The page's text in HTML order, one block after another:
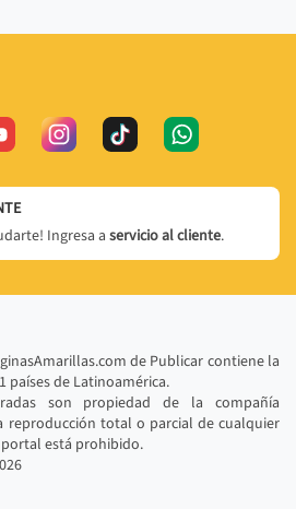
Ingresa a servicio al cliente.
de Publicar contiene la
países de Latinoamérica.
son propiedad de la compañía
reproducción total o parcial de cualquier
está prohibido.